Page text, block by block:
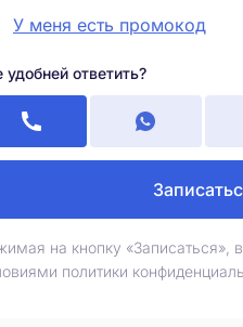
У меня есть промокод
удобней ответить?
на кнопку «Записаться»,
политики